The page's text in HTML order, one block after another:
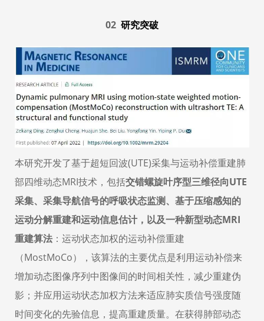
02 研究突破
本研究开发了基于超短回波(UTE)采集与运动补偿重建肺
部四维动态MRI技术 ，包括交错螺旋叶序型三维径向UTE
采集、采集导航信号的呼吸状态监测、基于压缩感知的
运动分解重建和运动信息估计，以及一种新型动态MRI
重建算法 ：运动状态加权的运动补偿重建
（MostMoCo），该算法的主要优点是利用运动补偿来
增加动态图像序列中图像间的时间相关性，减少重建伪
影；并应用运动状态加权方法来适应肺实质信号强度随
时间变化的先验信息，提高重建质量。在获得肺部动态